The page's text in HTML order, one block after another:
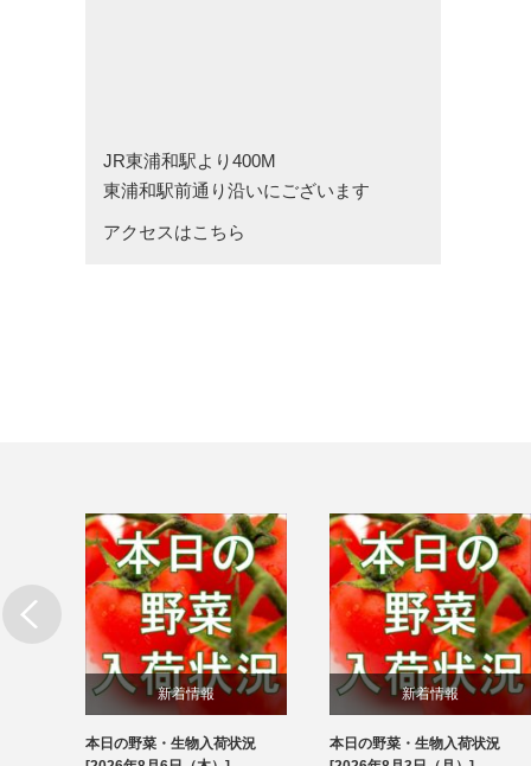
JR東浦和駅より400M
東浦和駅前通り沿いにございます
アクセスはこちら
新着情報
ブログ
本日の野菜・生物入荷状況
新着情報
ブログ
本日の野菜・生物入荷状況